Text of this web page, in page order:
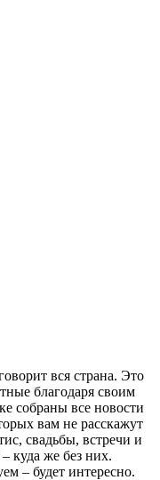
вся страна. Это
благодаря своим
собраны все новости
вам не расскажут
свадьбы, встречи и
куда же без них.
– будет интересно.